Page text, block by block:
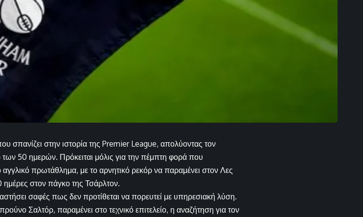
σπανίζει στην ιστορία της Premier League, απολύοντας τον
50 ημερών. Πρόκειται μόλις για την πέμπτη φορά που
αγγλικό πρωτάθλημα, με το αρνητικό ρεκόρ να παραμένει στον Λες
ημέρες στον πάγκο της Τσάρλτον.
σαφές πως δεν προτίθεται να πορευτεί με υπηρεσιακή λύση.
Σαλτόρ, παραμένει στο τεχνικό επιτελείο, η αναζήτηση για τον